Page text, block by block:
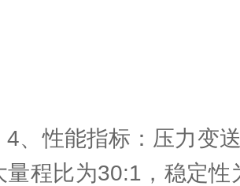
性能指标：压力变送
量程比为30:1，稳定